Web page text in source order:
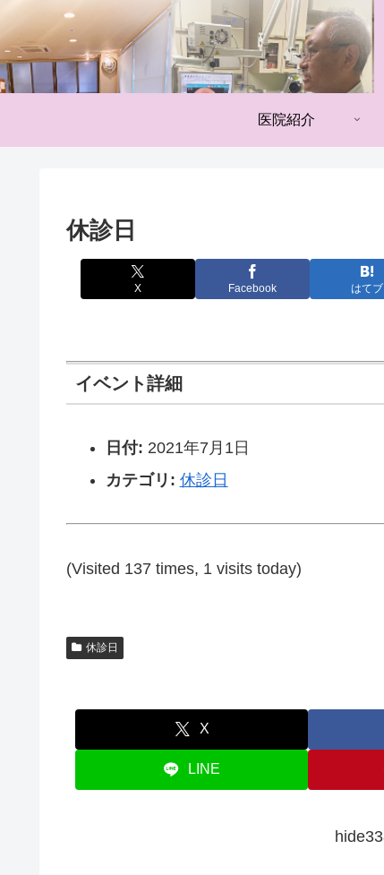
医院紹介
休診日
X Facebook はてブ
イベント詳細
日付: 2021年7月1日
カテゴリ: 休診日
(Visited 137 times, 1 visits today)
休診日
X
LINE